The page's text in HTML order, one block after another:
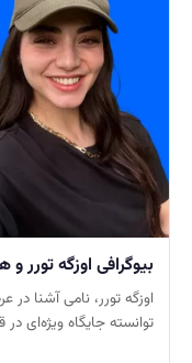
بیوگرافی اوزگه تورر
اوزگه تورر، نامی آشنا در
توانسته جایگاه ویژه‌ای